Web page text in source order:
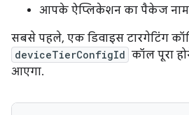
आपके ऐप्लिकेशन का पैकेज नाम
सबसे पहले, एक डिवाइस टारगेटिंग
deviceTierConfigId कॉल पूरा
आएगा.